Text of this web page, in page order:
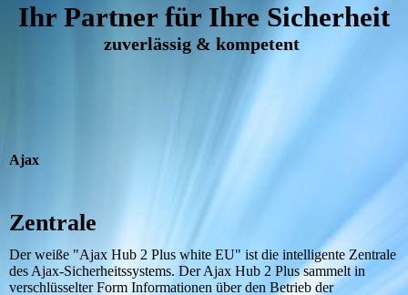
Ihr Partner für Ihre Sicherheit
zuverlässig & kompetent
Ajax
Zentrale
Der weiße "Ajax Hub 2 Plus white EU" ist die intelligente Zentrale
des Ajax-Sicherheitssystems. Der Ajax Hub 2 Plus sammelt in
verschlüsselter Form Informationen über den Betrieb der